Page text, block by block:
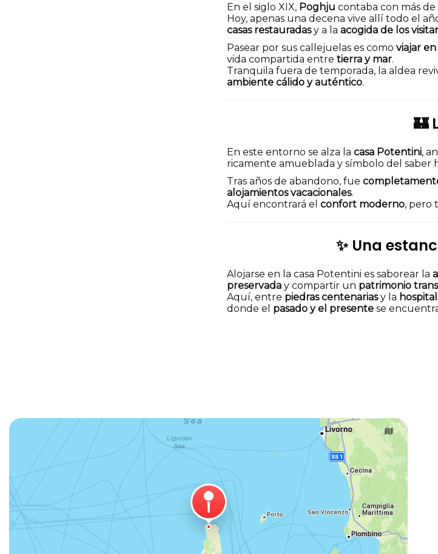
En el siglo XIX, Poghju contaba con más
Hoy, apenas una decena vive allí todo el
casas restauradasy a la acogida de los
Pasear por sus callejuelas es como viajar
vida compartida entre tierra y mar.
Tranquila fuera de temporada, la aldea
ambiente cálido y auténtico.
🏰
En este entorno se alza la casa Potentini,
ricamente amueblada y símbolo del saber
Tras años de abandono, fue
alojamientos vacacionales.
Aquí encontrará el confort moderno, pero
✨ Una
Alojarse en la casa Potentini es saborear la
preservaday compartir un patrimonio
Aquí, entre piedras centenariasy la
donde el pasado y el presentese